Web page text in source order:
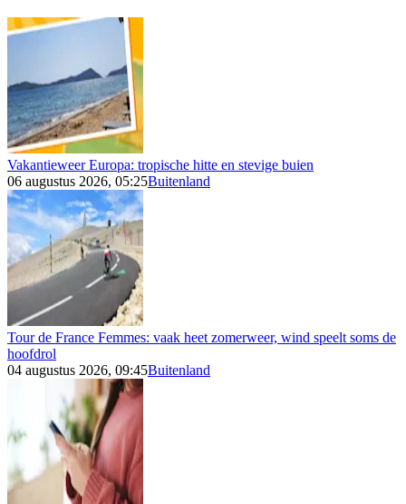
Vakantieweer Europa: tropische hitte en stevige buien
06 augustus 2026, 05:25Buitenland
Tour de France Femmes: vaak heet zomerweer, wind speelt soms de
hoofdrol
04 augustus 2026, 09:45Buitenland